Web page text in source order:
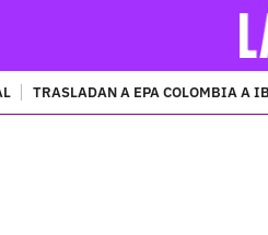
TRASLADAN A EPA COLOMBIA A